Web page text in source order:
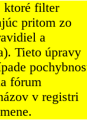
ktoré filter
pritom zo
a
Tieto úpravy
fórum
v registri